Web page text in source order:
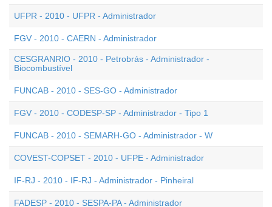
UFPR - 2010 - UFPR - Administrador
FGV - 2010 - CAERN - Administrador
CESGRANRIO - 2010 - Petrobrás - Administrador -
Biocombustível
FUNCAB - 2010 - SES-GO - Administrador
FGV - 2010 - CODESP-SP - Administrador - Tipo 1
FUNCAB - 2010 - SEMARH-GO - Administrador - W
COVEST-COPSET - 2010 - UFPE - Administrador
IF-RJ - 2010 - IF-RJ - Administrador - Pinheiral
FADESP - 2010 - SESPA-PA - Administrador